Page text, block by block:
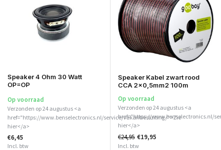
Speaker 4 Ohm 30 Watt
OP=OP
Op voorraad
Verzonden op 24 augustus <a
href="https://www.benselectronics.nl/service/vakantiesluiting/">Zie
hier</a>
€6,45
Incl. btw
Speaker Kabel zwart rood
CCA 2x0,5mm2 100m
Op voorraad
Verzonden op 24 augustus <a
href="https://www.benselectronics.nl/
hier</a>
€24,95 €19,95
Incl. btw